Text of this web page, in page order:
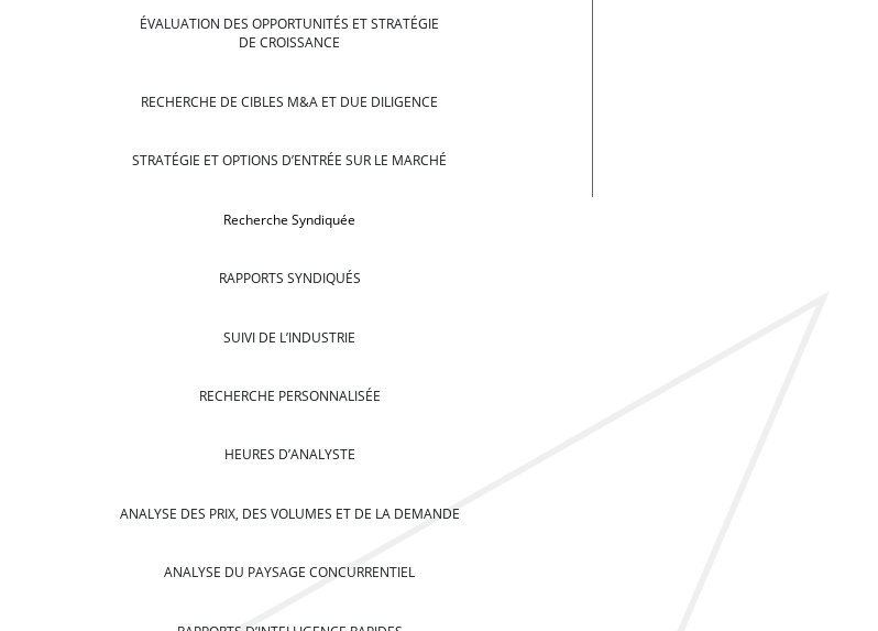
ÉVALUATION DES OPPORTUNITÉS ET STRATÉGIE
DE CROISSANCE
RECHERCHE DE CIBLES M&A ET DUE DILIGENCE
STRATÉGIE ET OPTIONS D’ENTRÉE SUR LE MARCHÉ
Recherche Syndiquée
RAPPORTS SYNDIQUÉS
SUIVI DE L’INDUSTRIE
RECHERCHE PERSONNALISÉE
HEURES D’ANALYSTE
ANALYSE DES PRIX, DES VOLUMES ET DE LA DEMANDE
ANALYSE DU PAYSAGE CONCURRENTIEL